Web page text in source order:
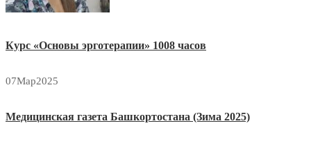
Курс «Основы эрготерапии» 1008 часов
07Мар2025
Медицинская газета Башкортостана (Зима 2025)